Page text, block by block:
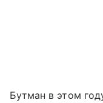
Бутман в этом